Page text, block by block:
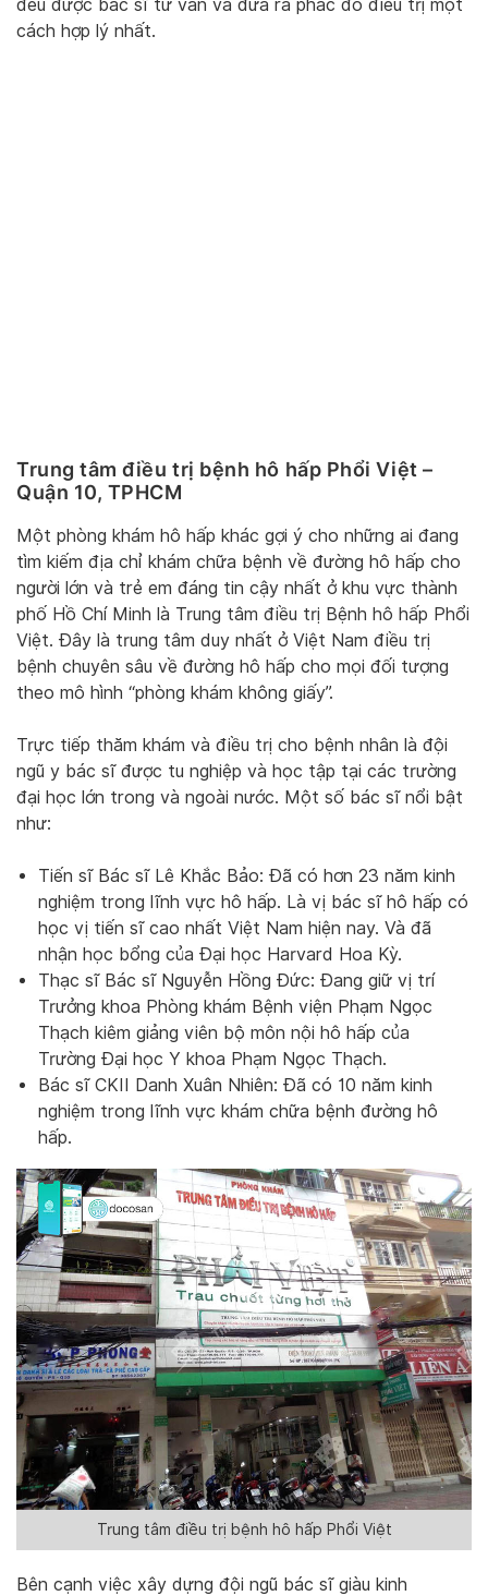
đều được bác sĩ tư vấn và đưa ra phác đồ điều trị một
cách hợp lý nhất.
Trung tâm điều trị bệnh hô hấp Phổi Việt –
Quận 10, TPHCM
Một phòng khám hô hấp khác gợi ý cho những ai đang
tìm kiếm địa chỉ khám chữa bệnh về đường hô hấp cho
người lớn và trẻ em đáng tin cậy nhất ở khu vực thành
phố Hồ Chí Minh là Trung tâm điều trị Bệnh hô hấp Phổi
Việt. Đây là trung tâm duy nhất ở Việt Nam điều trị
bệnh chuyên sâu về đường hô hấp cho mọi đối tượng
theo mô hình “phòng khám không giấy”.
Trực tiếp thăm khám và điều trị cho bệnh nhân là đội
ngũ y bác sĩ được tu nghiệp và học tập tại các trường
đại học lớn trong và ngoài nước. Một số bác sĩ nổi bật
như:
Tiến sĩ Bác sĩ Lê Khắc Bảo: Đã có hơn 23 năm kinh
nghiệm trong lĩnh vực hô hấp. Là vị bác sĩ hô hấp có
học vị tiến sĩ cao nhất Việt Nam hiện nay. Và đã
nhận học bổng của Đại học Harvard Hoa Kỳ.
Thạc sĩ Bác sĩ Nguyễn Hồng Đức: Đang giữ vị trí
Trưởng khoa Phòng khám Bệnh viện Phạm Ngọc
Thạch kiêm giảng viên bộ môn nội hô hấp của
Trường Đại học Y khoa Phạm Ngọc Thạch.
Bác sĩ CKII Danh Xuân Nhiên: Đã có 10 năm kinh
nghiệm trong lĩnh vực khám chữa bệnh đường hô
hấp.
Trung tâm điều trị bệnh hô hấp Phổi Việt
Bên cạnh việc xây dựng đội ngũ bác sĩ giàu kinh